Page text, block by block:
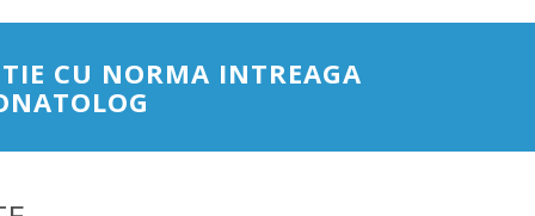
CU NORMA INTREAGA